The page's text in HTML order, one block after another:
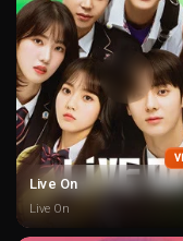
Live On
Live On